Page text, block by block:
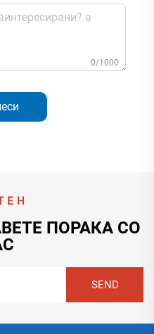
0/1000
ПОРАКА СО